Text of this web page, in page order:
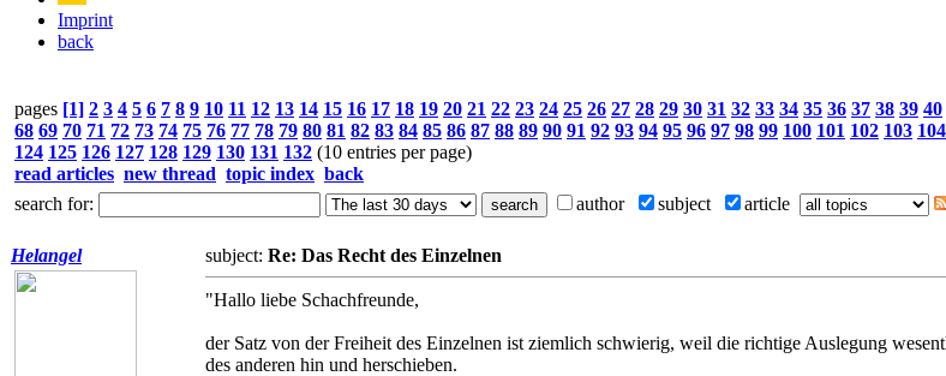
Imprint
back
pages [1] 2 3 4 5 6 7 8 9 10 11 12 13 14 15 16 17 18 19 20 21 22 23 24 25 26 27 28 29 30 31 32 33 34 35 36 37 38 39 40
68 69 70 71 72 73 74 75 76 77 78 79 80 81 82 83 84 85 86 87 88 89 90 91 92 93 94 95 96 97 98 99 100 101 102 103 104
124 125 126 127 128 129 130 131 132 (10 entries per page)
read articles new thread topic index back
search for:
author subject article
Helangel subject: Re: Das Recht des Einzelnen
"Hallo liebe Schachfreunde,
der Satz von der Freiheit des Einzelnen ist ziemlich schwierig, weil die richtige Auslegung
des anderen hin und herschieben.